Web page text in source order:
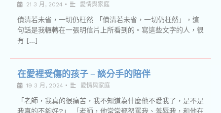
21 3 月, 2024 • 愛情與家庭
債清若未省，一切仍枉然 「債清若未省，一切仍枉然」，這
句話是我輾轉在一張明信片上所看到的。寫這些文字的人，很
有 […]
在愛裡受傷的孩子 – 談分手的陪伴
19 3 月, 2024 • 愛情與家庭
「老師，我真的很痛苦，我不知道為什麼他不愛我了，是不是
我真的不夠好?」 「老師，他常常都怒罵我、羞辱我，和他在